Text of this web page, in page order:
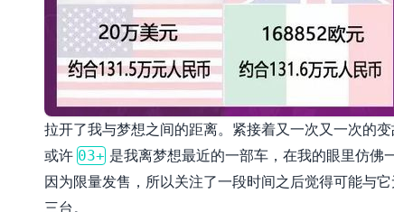
拉开了我与梦想之间的距离。紧接着又一次又一次的
或许 03+是我离梦想最近的一部车，在我的眼里仿佛
因为限量发售，所以关注了一段时间之后觉得可能与
三台。